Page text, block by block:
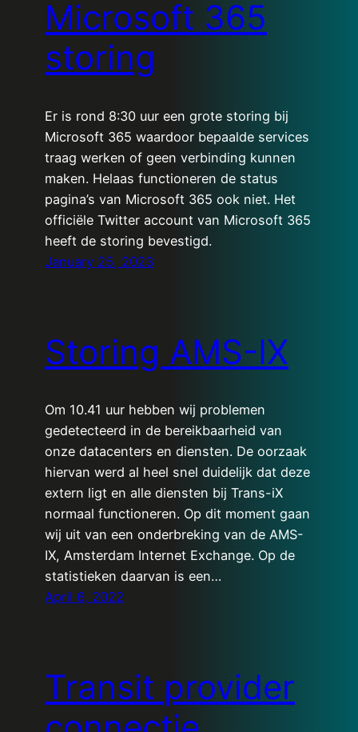
Microsoft 365
storing
Er is rond 8:30 uur een grote storing bij
Microsoft 365 waardoor bepaalde services
traag werken of geen verbinding kunnen
maken. Helaas functioneren de status
pagina’s van Microsoft 365 ook niet. Het
officiële Twitter account van Microsoft 365
heeft de storing bevestigd.
January 25, 2023
Storing AMS-IX
Om 10.41 uur hebben wij problemen
gedetecteerd in de bereikbaarheid van
onze datacenters en diensten. De oorzaak
hiervan werd al heel snel duidelijk dat deze
extern ligt en alle diensten bij Trans-iX
normaal functioneren. Op dit moment gaan
wij uit van een onderbreking van de AMS-
IX, Amsterdam Internet Exchange. Op de
statistieken daarvan is een…
April 6, 2022
Transit provider